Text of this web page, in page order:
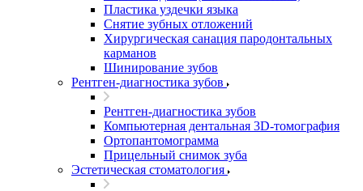
Пластика уздечки языка
Снятие зубных отложений
Хирургическая санация пародонтальных
карманов
Шинирование зубов
Рентген-диагностика зубов
Рентген-диагностика зубов
Компьютерная дентальная 3D-томография
Ортопантомограмма
Прицельный снимок зуба
Эстетическая стоматология